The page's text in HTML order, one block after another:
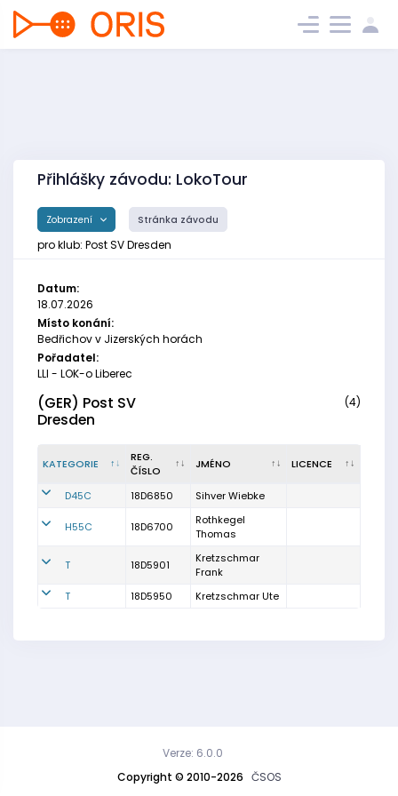
Přihlášky závodu: LokoTour
Zobrazení Stránka závodu
pro klub: Post SV Dresden
Datum:
18.07.2026
Místo konání:
Bedřichov v Jizerských horách
Pořadatel:
LLI - LOK-o Liberec
(GER) Post SV
Dresden
(4)
KATEGORIE
REG.
ČÍSLO
JMÉNO LICENCE
D45C 18D6850 Sihver Wiebke
H55C 18D6700
Rothkegel
Thomas
T 18D5901
Kretzschmar
Frank
T
18D5950 Kretzschmar Ute
Copyright © 2010-2026 ČSOS
Verze: 6.0.0